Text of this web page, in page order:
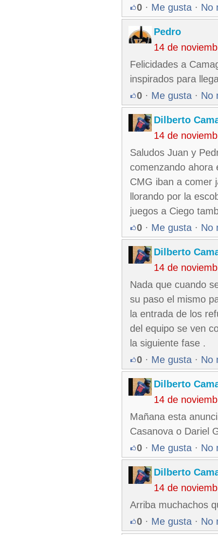
0 · Me gusta · No
Pedro
14 de
Felicidades a
inspirados para
0 · Me gusta · No
Dilberto
14 de
Saludos Juan y
comenzando ahora
CMG iban a comer
llorando por la
juegos a Ciego
0 · Me gusta · No
Dilberto
14 de
Nada que cuando
su paso el mismo
la entrada de los
del equipo se ven
la siguiente fase .
0 · Me gusta · No
Dilberto
14 de
Mañana esta
Casanova o Dariel
0 · Me gusta · No
Dilberto
14 de
Arriba muchachos
0 · Me gusta · No